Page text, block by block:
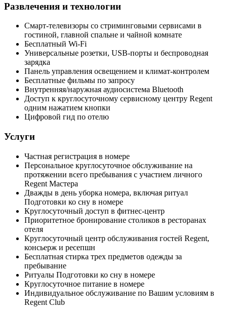
Развлечения и технологии
Смарт-телевизоры со стриминговыми сервисами в
гостиной, главной спальне и чайной комнате
Бесплатный Wi-Fi
Универсальные розетки, USB-порты и беспроводная
зарядка
Панель управления освещением и климат-контролем
Бесплатные фильмы по запросу
Внутренняя/наружная аудиосистема Bluetooth
Доступ к круглосуточному сервисному центру Regent
одним нажатием кнопки
Цифровой гид по отелю
Услуги
Частная регистрация в номере
Персональное круглосуточное обслуживание на
протяжении всего пребывания с участием личного
Regent Мастера
Дважды в день уборка номера, включая ритуал
Подготовки ко сну в номере
Круглосуточный доступ в фитнес-центр
Приоритетное бронирование столиков в ресторанах
отеля
Круглосуточный центр обслуживания гостей Regent,
консьерж и ресепшн
Бесплатная стирка трех предметов одежды за
пребывание
Ритуалы Подготовки ко сну в номере
Круглосуточное питание в номере
Индивидуальное обслуживание по Вашим условиям в
Regent Club